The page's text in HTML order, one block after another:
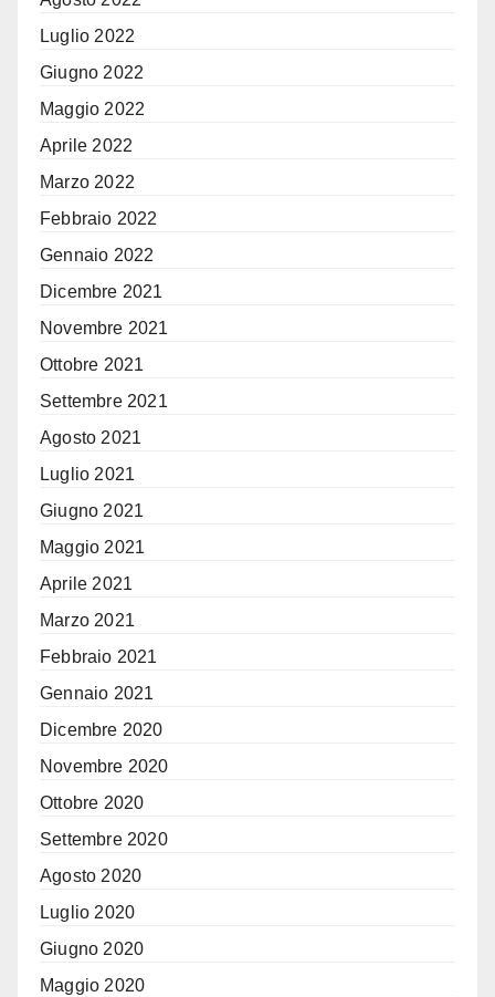
Luglio 2022
Giugno 2022
Maggio 2022
Aprile 2022
Marzo 2022
Febbraio 2022
Gennaio 2022
Dicembre 2021
Novembre 2021
Ottobre 2021
Settembre 2021
Agosto 2021
Luglio 2021
Giugno 2021
Maggio 2021
Aprile 2021
Marzo 2021
Febbraio 2021
Gennaio 2021
Dicembre 2020
Novembre 2020
Ottobre 2020
Settembre 2020
Agosto 2020
Luglio 2020
Giugno 2020
Maggio 2020